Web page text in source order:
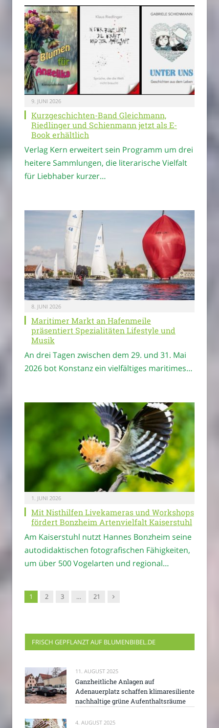
9. JUNI 2026
Kurzgeschichten-Band Gleichmann,
Riedlinger und Schienmann jetzt als E-
Book erhältlich
Verlag Kern erweitert sein Programm um drei
heitere Sammlungen, die literarische Vielfalt
für Liebhaber kurzer…
8. JUNI 2026
Maritimer Markt an Hafenmeile
präsentiert Spezialitäten Lifestyle und
Musik
An drei Tagen zwischen dem 29. und 31. Mai
2026 bot Konstanz ein vielfältiges maritimes…
1. JUNI 2026
Mit Nisthilfen Livekameras und Workshops
fördert Bonzheim Artenvielfalt Kaiserstuhl
Am Kaiserstuhl nutzt Hannes Bonzheim seine
autodidaktischen fotografischen Fähigkeiten,
um über 500 Vogelarten und regional…
1 2 3 … 21 Nachfolger
FRISCH GEPFLANZT AUF BLUMENBIBEL.DE
11. AUGUST 2025
Ganzheitliche Anlagen auf
Adenauerplatz schaffen klimaresiliente
nachhaltige grüne Aufenthaltsräume
4. AUGUST 2025